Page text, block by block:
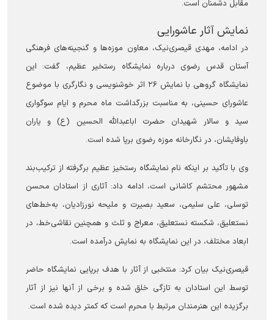
مقابل دشمنان است.
نمایش آثار عاشورایی
در ادامه، مهدی قیصری‌نیک، معاون موزه‌ها و گنجینه‌های فرهنگی
آستان قدس رضوی درباره نمایشگاه رستخیر عظیم، گفت: این
نمایشگاه گروهی با نمایش ۲۶ اثر خوشنویسی و نگارگری با موضوع
عاشورای حسینی، به مناسبت بزرگداشت ماه محرم و ایام سوگواری
سید و سالار شهیدان حضرت اباعبدالله الحسین (ع) و یاران
باوفایشان، در نگارخانه موزه رضوی برپا شده است.
وی با تأکید بر اینکه نام نمایشگاه رستخیز عظیم برگرفته از ترکیب‌بند
مشهور محتشم کاشانی است، ادامه داد: آثاری از استادان محسن
توسلی، علی سلیمی، سعید بصیرت و ملیحه نورزادیان، به‌خط‌های
نستعلیق، شکسته نستعلیق، معراج و ثلث و همچنین نقاشی‌خط، در
ابعاد مختلف، در این نمایشگاه به نمایش درآمده است.
قیصری‌نیک بیان کرد: منتخبی از آثار با هدف برپایی نمایشگاه حاضر
توسط این استادان به تازگی خلق شده و برخی از آنها نیز از آثار
برگزیده این هنرمندان مرتبط با محرم است که کمتر دیده شده است.